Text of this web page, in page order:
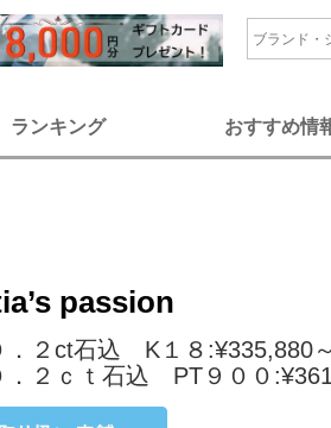
ランキング おすすめ情
passion
．２ct石込 K１８:¥335,880～
２ｃｔ石込 PT９００